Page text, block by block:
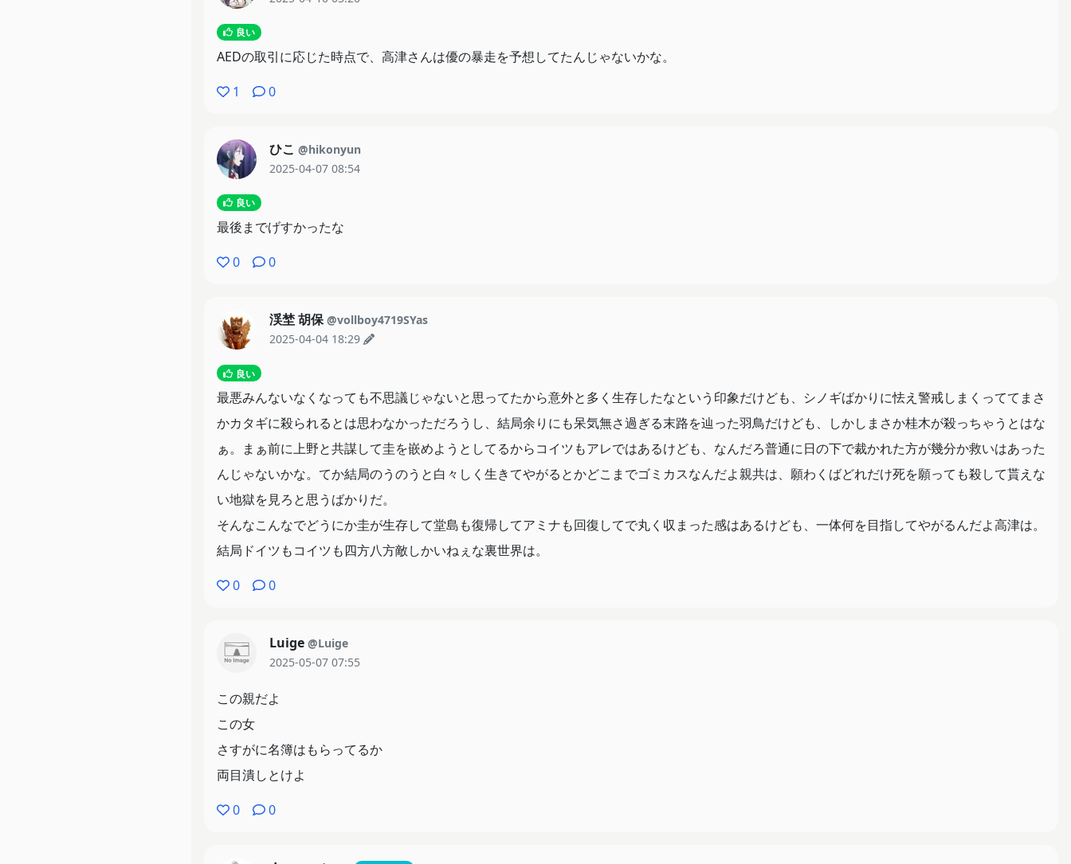
良い
AEDの取引に応じた時点で、高津さんは優の暴走を予想してたんじゃないかな。
1
0
ひこ @hikonyun
2025-04-07 08:54
良い
最後までげすかったな
0
0
渓埜 胡保 @vollboy4719SYas
2025-04-04 18:29
良い
最悪みんないなくなっても不思議じゃないと思ってたから意外と多く生存したなという印象だけども、シノギばかりに怯え警戒しまくっててまさ
かカタギに殺られるとは思わなかっただろうし、結局余りにも呆気無さ過ぎる末路を辿った羽鳥だけども、しかしまさか桂木が殺っちゃうとはな
ぁ。まぁ前に上野と共謀して圭を嵌めようとしてるからコイツもアレではあるけども、なんだろ普通に日の下で裁かれた方が幾分か救いはあった
んじゃないかな。てか結局のうのうと白々しく生きてやがるとかどこまでゴミカスなんだよ親共は、願わくばどれだけ死を願っても殺して貰えな
い地獄を見ろと思うばかりだ。
そんなこんなでどうにか圭が生存して堂島も復帰してアミナも回復してで丸く収まった感はあるけども、一体何を目指してやがるんだよ高津は。
結局ドイツもコイツも四方八方敵しかいねぇな裏世界は。
0
0
Luige @Luige
2025-05-07 07:55
この親だよ
この女
さすがに名簿はもらってるか
両目潰しとけよ
0
0